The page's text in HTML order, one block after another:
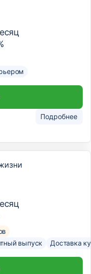
Подробнее
выпуск Доставка